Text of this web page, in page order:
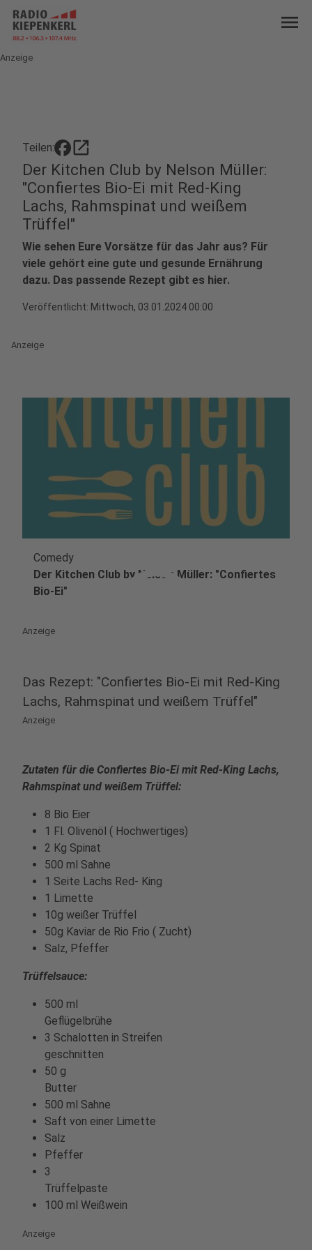
menu
Anzeige
Teilen: open_in_new
Der Kitchen Club by Nelson Müller:
"Confiertes Bio-Ei mit Red-King
Lachs, Rahmspinat und weißem
Trüffel"
Wie sehen Eure Vorsätze für das Jahr aus? Für
viele gehört eine gute und gesunde Ernährung
dazu. Das passende Rezept gibt es hier.
Veröffentlicht: Mittwoch, 03.01.2024 00:00
Anzeige
play_circle
Comedy
Der Kitchen Club by Nelson Müller: "Confiertes
Bio-Ei"
Anzeige
Das Rezept: "Confiertes Bio-Ei mit Red-King
Lachs, Rahmspinat und weißem Trüffel"
Anzeige
Zutaten für die Confiertes Bio-Ei mit Red-King Lachs,
Rahmspinat und weißem Trüffel:
8 Bio Eier
1 Fl. Olivenöl ( Hochwertiges)
2 Kg Spinat
500 ml Sahne
1 Seite Lachs Red- King
1 Limette
10g weißer Trüffel
50g Kaviar de Rio Frio ( Zucht)
Salz, Pfeffer
Trüffelsauce:
500 ml
3 Schalotten in Streifen
geschnitten
50 g
500 ml Sahne
Saft von einer Limette
Salz
Pfeffer
3
100 ml Weißwein
Anzeige